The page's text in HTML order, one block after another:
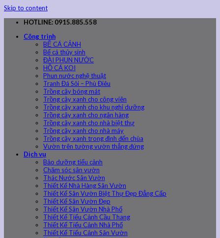
Skip to content
HOTLINE: 0915.885.558
Công trình
BỂ CÁ CẢNH
Bể cá thủy sinh
ĐÀI PHUN NƯỚC
HỒ CÁ KOI
Phun nước nghệ thuật
Tranh Đá Sỏi – Phù Điêu
Trồng cây bóng mát
Trồng cây xanh cho công viên
Trồng cây xanh cho khu nghỉ dưỡng
Trồng cây xanh cho ngân hàng
Trồng cây xanh cho nhà biệt thự
Trồng cây xanh cho nhà máy
Trồng cây xanh trong đình đến chùa
Vườn trên tường vườn thẳng đứng
Dịch vụ
Bảo dưỡng tiểu cảnh
Chăm sóc sân vườn
Thác Nước Sân Vườn
Thiết Kế Nhà Hàng Sân Vườn
Thiết Kế Sân Vườn Biệt Thự Đẹp Đẳng Cấp
Thiết Kế Sân Vườn Đẹp
Thiết Kế Sân Vườn Nhà Phố
Thiết Kế Tiểu Cảnh Cầu Thang
Thiết Kế Tiểu Cảnh Nhà Phố
Thiết Kế Tiểu Cảnh Sân Vườn